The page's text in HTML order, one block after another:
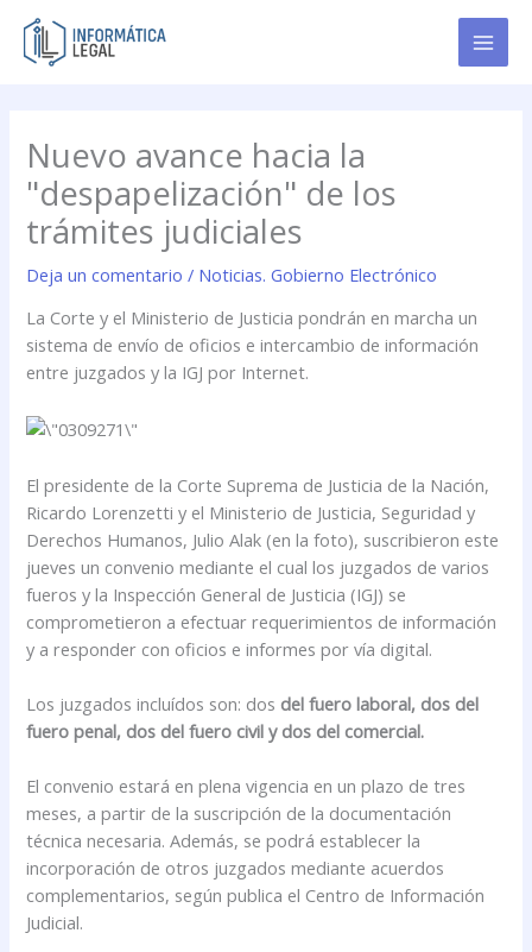
contenido
Nuevo avance hacia la
"despapelización" de los
trámites judiciales
Deja un comentario / Noticias. Gobierno Electrónico
La Corte y el Ministerio de Justicia pondrán en marcha un
sistema de envío de oficios e intercambio de información
entre juzgados y la IGJ por Internet.
El presidente de la Corte Suprema de Justicia de la Nación,
Ricardo Lorenzetti y el Ministerio de Justicia, Seguridad y
Derechos Humanos, Julio Alak (en la foto), suscribieron este
jueves un convenio mediante el cual los juzgados de varios
fueros y la Inspección General de Justicia (IGJ) se
comprometieron a efectuar requerimientos de información
y a responder con oficios e informes por vía digital.
Los juzgados incluídos son: dos del fuero laboral, dos del
fuero penal, dos del fuero civil y dos del comercial.
El convenio estará en plena vigencia en un plazo de tres
meses, a partir de la suscripción de la documentación
técnica necesaria. Además, se podrá establecer la
incorporación de otros juzgados mediante acuerdos
complementarios, según publica el Centro de Información
Judicial.